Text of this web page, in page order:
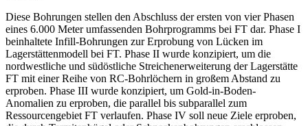
Diese Bohrungen stellen den Abschluss der ersten von vier Phasen
eines 6.000 Meter umfassenden Bohrprogramms bei FT dar. Phase I
beinhaltete Infill-Bohrungen zur Erprobung von Lücken im
Lagerstättenmodell bei FT. Phase II wurde konzipiert, um die
nordwestliche und südöstliche Streichenerweiterung der Lagerstätte
FT mit einer Reihe von RC-Bohrlöchern in großem Abstand zu
erproben. Phase III wurde konzipiert, um Gold-in-Boden-
Anomalien zu erproben, die parallel bis subparallel zum
Ressourcengebiet FT verlaufen. Phase IV soll neue Ziele erproben,